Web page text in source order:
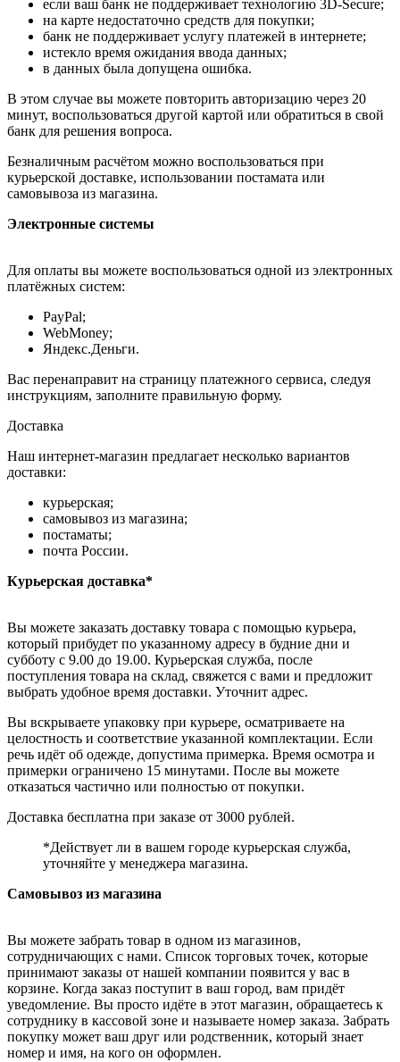
если ваш банк не поддерживает технологию 3D-Secure;
на карте недостаточно средств для покупки;
банк не поддерживает услугу платежей в интернете;
истекло время ожидания ввода данных;
в данных была допущена ошибка.
В этом случае вы можете повторить авторизацию через 20
минут, воспользоваться другой картой или обратиться в свой
банк для решения вопроса.
Безналичным расчётом можно воспользоваться при
курьерской доставке, использовании постамата или
самовывоза из магазина.
Электронные системы
Для оплаты вы можете воспользоваться одной из электронных
платёжных систем:
PayPal;
WebMoney;
Яндекс.Деньги.
Вас перенаправит на страницу платежного сервиса, следуя
инструкциям, заполните правильную форму.
Доставка
Наш интернет-магазин предлагает несколько вариантов
доставки:
курьерская;
самовывоз из магазина;
постаматы;
почта России.
Курьерская доставка*
Вы можете заказать доставку товара с помощью курьера,
который прибудет по указанному адресу в будние дни и
субботу с 9.00 до 19.00. Курьерская служба, после
поступления товара на склад, свяжется с вами и предложит
выбрать удобное время доставки. Уточнит адрес.
Вы вскрываете упаковку при курьере, осматриваете на
целостность и соответствие указанной комплектации. Если
речь идёт об одежде, допустима примерка. Время осмотра и
примерки ограничено 15 минутами. После вы можете
отказаться частично или полностью от покупки.
Доставка бесплатна при заказе от 3000 рублей.
*Действует ли в вашем городе курьерская служба,
уточняйте у менеджера магазина.
Самовывоз из магазина
Вы можете забрать товар в одном из магазинов,
сотрудничающих с нами. Список торговых точек, которые
принимают заказы от нашей компании появится у вас в
корзине. Когда заказ поступит в ваш город, вам придёт
уведомление. Вы просто идёте в этот магазин, обращаетесь к
сотруднику в кассовой зоне и называете номер заказа. Забрать
покупку может ваш друг или родственник, который знает
номер и имя, на кого он оформлен.